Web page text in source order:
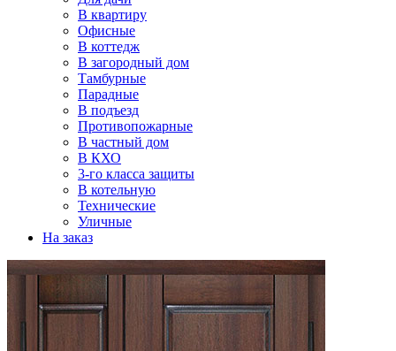
В квартиру
Офисные
В коттедж
В загородный дом
Тамбурные
Парадные
В подъезд
Противопожарные
В частный дом
В КХО
3-го класса защиты
В котельную
Технические
Уличные
На заказ